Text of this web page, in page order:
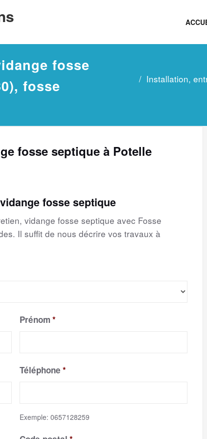
fosse
fosse
Installation,
fosse septique à Potelle
fosse septique
vidange fosse septique avec Fosse
Il suffit de nous décrire vos travaux à
Prénom *
Téléphone *
Exemple: 0657128259